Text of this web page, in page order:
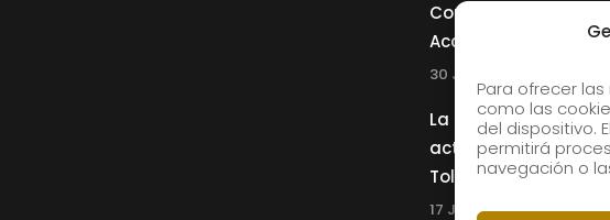
Para ofrecer
como las
del dispositivo.
permitirá
navegación o
Competition for
Accordionists
30 July, 2026
La Musikene Big
actuará junto a
Tolliver en el 61
17 July, 2026